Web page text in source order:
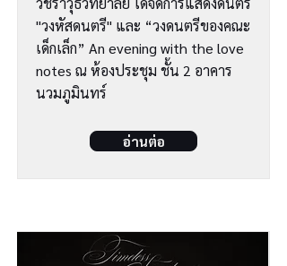
"วงหัสดนตรี" และ “วงดนตรีของคณะ
เด็กเล็ก” An evening with the love
notes ณ ห้องประชุม ชั้น 2 อาคาร
นวมภูมินทร์
อ่านต่อ